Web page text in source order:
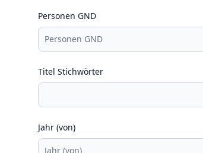
Personen GND
Titel Stichwörter
Jahr (von)